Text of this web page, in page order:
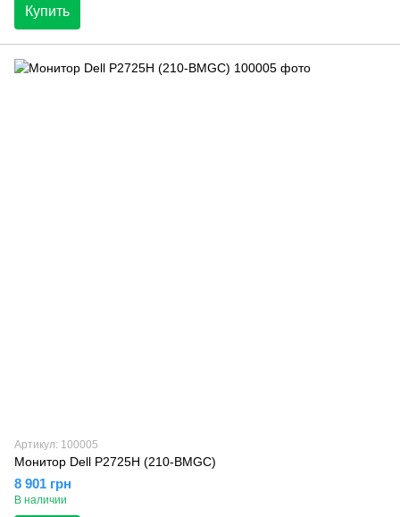
Купить
Артикул: 100005
Монитор Dell P2725H (210-BMGC)
8 901 грн
В наличии